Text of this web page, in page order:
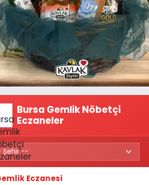
Bursa Gemlik Nöbetçi
Eczaneler
Eczanesi